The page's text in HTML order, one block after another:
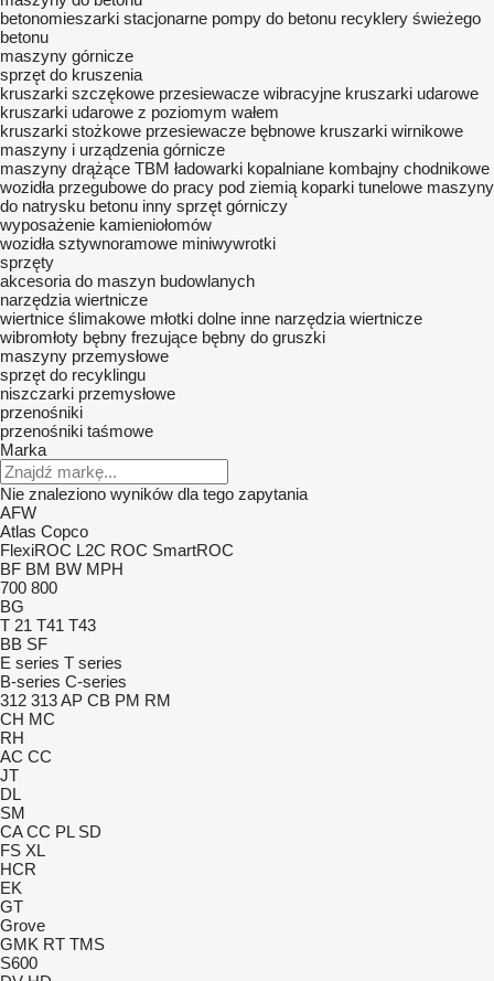
betonomieszarki stacjonarne pompy do betonu recyklery świeżego
betonu
maszyny górnicze
sprzęt do kruszenia
kruszarki szczękowe przesiewacze wibracyjne kruszarki udarowe
kruszarki udarowe z poziomym wałem
kruszarki stożkowe przesiewacze bębnowe kruszarki wirnikowe
maszyny i urządzenia górnicze
maszyny drążące TBM ładowarki kopalniane kombajny chodnikowe
wozidła przegubowe do pracy pod ziemią koparki tunelowe maszyny
do natrysku betonu inny sprzęt górniczy
wyposażenie kamieniołomów
wozidła sztywnoramowe miniwywrotki
sprzęty
akcesoria do maszyn budowlanych
narzędzia wiertnicze
wiertnice ślimakowe młotki dolne inne narzędzia wiertnicze
wibromłoty bębny frezujące bębny do gruszki
maszyny przemysłowe
sprzęt do recyklingu
niszczarki przemysłowe
przenośniki
przenośniki taśmowe
Marka
Nie znaleziono wyników dla tego zapytania
AFW
Atlas Copco
FlexiROC L2C ROC SmartROC
BF BM BW MPH
700 800
BG
T 21 T41 T43
BB SF
E series T series
B-series C-series
312 313AP CB PM RM
CH MC
RH
AC CC
JT
DL
SM
CA CC PL SD
FS XL
HCR
EK
GT
Grove
GMK RT TMS
S600